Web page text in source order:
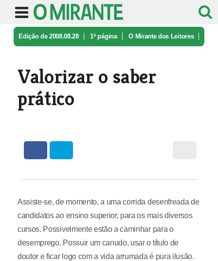
Edição de 2008.08.28 1ª página O Mirante dos Leitores
Valorizar o saber
prático
Assiste-se, de momento, a uma corrida desenfreada de
candidatos ao ensino superior, para os mais diversos
cursos. Possivelmente estão a caminhar para o
desemprego. Possuir um canudo, usar o título de
doutor e ficar logo com a vida arrumada é pura ilusão.